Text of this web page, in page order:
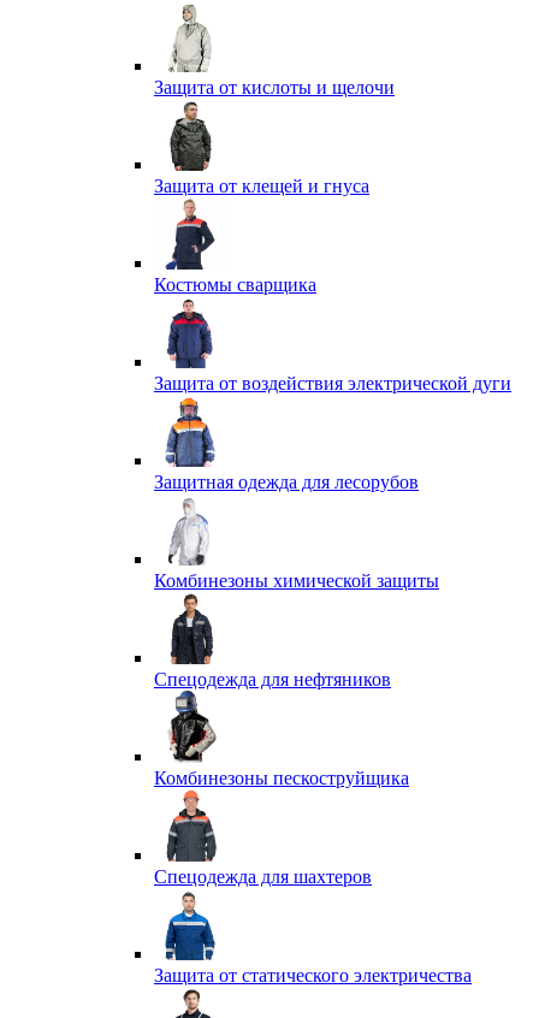
Защита от кислоты и щелочи
Защита от клещей и гнуса
Костюмы сварщика
Защита от воздействия электрической дуги
Защитная одежда для лесорубов
Комбинезоны химической защиты
Спецодежда для нефтяников
Комбинезоны пескоструйщика
Спецодежда для шахтеров
Защита от статического электричества